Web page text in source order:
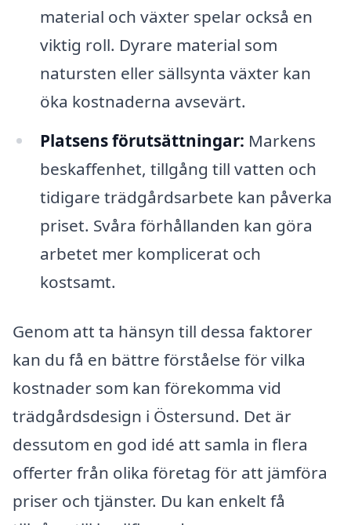
material och växter spelar också en
viktig roll. Dyrare material som
natursten eller sällsynta växter kan
öka kostnaderna avsevärt.
Platsens förutsättningar: Markens
beskaffenhet, tillgång till vatten och
tidigare trädgårdsarbete kan påverka
priset. Svåra förhållanden kan göra
arbetet mer komplicerat och
kostsamt.
Genom att ta hänsyn till dessa faktorer
kan du få en bättre förståelse för vilka
kostnader som kan förekomma vid
trädgårdsdesign i Östersund. Det är
dessutom en god idé att samla in flera
offerter från olika företag för att jämföra
priser och tjänster. Du kan enkelt få